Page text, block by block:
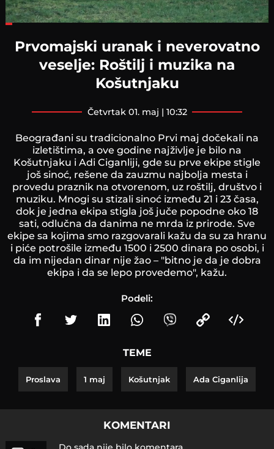
Prvomajski uranak i neverovatno
veselje: Roštilj i muzika na
Košutnjaku
četvrtak 01. maj | 10:32
Beograđani su tradicionalno Prvi maj dočekali na
izletištima, a ove godine najživlje je bilo na
Košutnjaku i Adi Ciganliji, gde su prve ekipe stigle
još sinoć, rešene da zauzmu najbolja mesta i
provedu praznik na otvorenom, uz roštilj, društvo i
muziku. Mnogi su stizali sinoć između 21 i 23 časa,
dok je jedna ekipa stigla još juče popodne oko 18
sati, odlučna da danima ne mrda iz prirode. Sve
ekipe sa kojima smo razgovarali kažu da su za hranu
i piće potrošile između 1500 i 2500 dinara po osobi, i
da im nijedan dinar nije žao – "bitno je da je dobra
ekipa i da se lepo provedemo", kažu.
Podeli:
TEME
Proslava 1 maj Košutnjak Ada Ciganlija
KOMENTARI